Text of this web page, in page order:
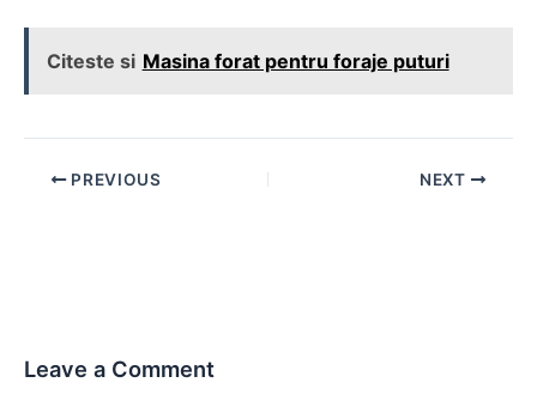
Citeste si Masina forat pentru foraje puturi
Post PREVIOUS NEXT
Leave a Comment